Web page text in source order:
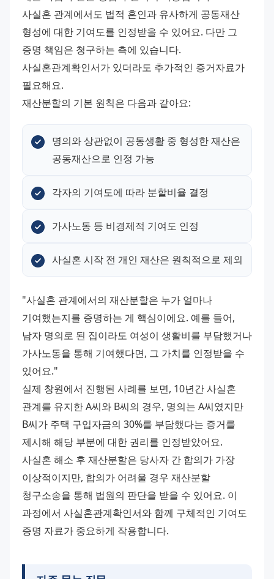
사실혼 관계에서도 법적 혼인과 유사하게 공동재산
형성에 대한 기여도를 인정받을 수 있어요. 다만 그
증명 책임은 청구하는 측에 있습니다.
사실혼관계확인서가 있더라도 추가적인 증거자료가
필요해요.
재산분할의 기본 원칙은 다음과 같아요:
명의와 상관없이 공동생활 중 형성한 재산은
공동재산으로 인정 가능
각자의 기여도에 따라 분할비율 결정
가사노동 등 비경제적 기여도 인정
사실혼 시작 전 개인 재산은 원칙적으로 제외
"사실혼 관계에서의 재산분할은 누가 얼마나
기여했는지를 증명하는 게 핵심이에요. 예를 들어,
남자 명의로 된 집이라도 여성이 생활비를 부담했거나
가사노동을 통해 기여했다면, 그 가치를 인정받을 수
있어요."
실제 창원에서 진행된 사례를 보면, 10년간 사실혼
관계를 유지한 A씨와 B씨의 경우, 명의는 A씨였지만
B씨가 주택 구입자금의 30%를 부담했다는 증거를
제시해 해당 부분에 대한 권리를 인정받았어요.
사실혼 해소 후 재산분할은 당사자 간 합의가 가장
이상적이지만, 합의가 어려울 경우 재산분할
청구소송을 통해 법원의 판단을 받을 수 있어요. 이
과정에서 사실혼관계확인서와 함께 구체적인 기여도
증명 자료가 중요하게 작용합니다.